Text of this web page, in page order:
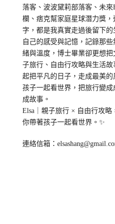
落客、波波黛莉部落客、未來
欄、痞克幫家庭星球潛力獎
字，都是我真實走過後留下的
自己的感受與記憶，記錄那
緒與溫度，博士畢業卻更想
子旅行、自由行攻略與生活
起把平凡的日子，走成最美的
孩子一起看世界，把旅行變成
成故事。
Elsa｜親子旅行 × 自由行攻略
你帶著孩子一起看世界。✨
連絡信箱：